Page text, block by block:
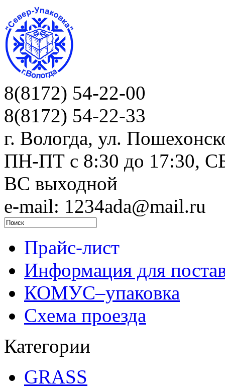
8(8172) 54-22-00
8(8172) 54-22-33
г. Вологда, ул.
ПН-ПТ c 8:30 до 17:30,
ВС выходной
e-mail: 1234ada@mail.ru
Прайс-лист
Информация для
КОМУС–упаковка
Схема проезда
Категории
GRASS